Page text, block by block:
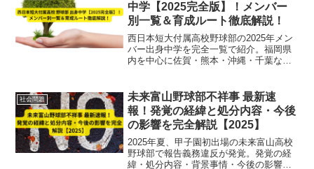
中学【2025完全版】！メンバー
別一覧＆育成ルート徹底解説！
西日本短大付属高校野球部の2025年メン
バー出身中学を完全一覧で紹介。福岡県
内を中心に佐賀・熊本・沖縄・千葉など
力の秘密に迫る必読ガイド！
社会問題
未来富山野球部不祥事 最新速
報！発覚の経緯と処分内容・今後
の影響を完全解説【2025】
2025年夏、甲子園初出場の未来富山高校
野球部で報告義務違反が発覚。発覚の経
緯・処分内容・背景事情・今後の影響を